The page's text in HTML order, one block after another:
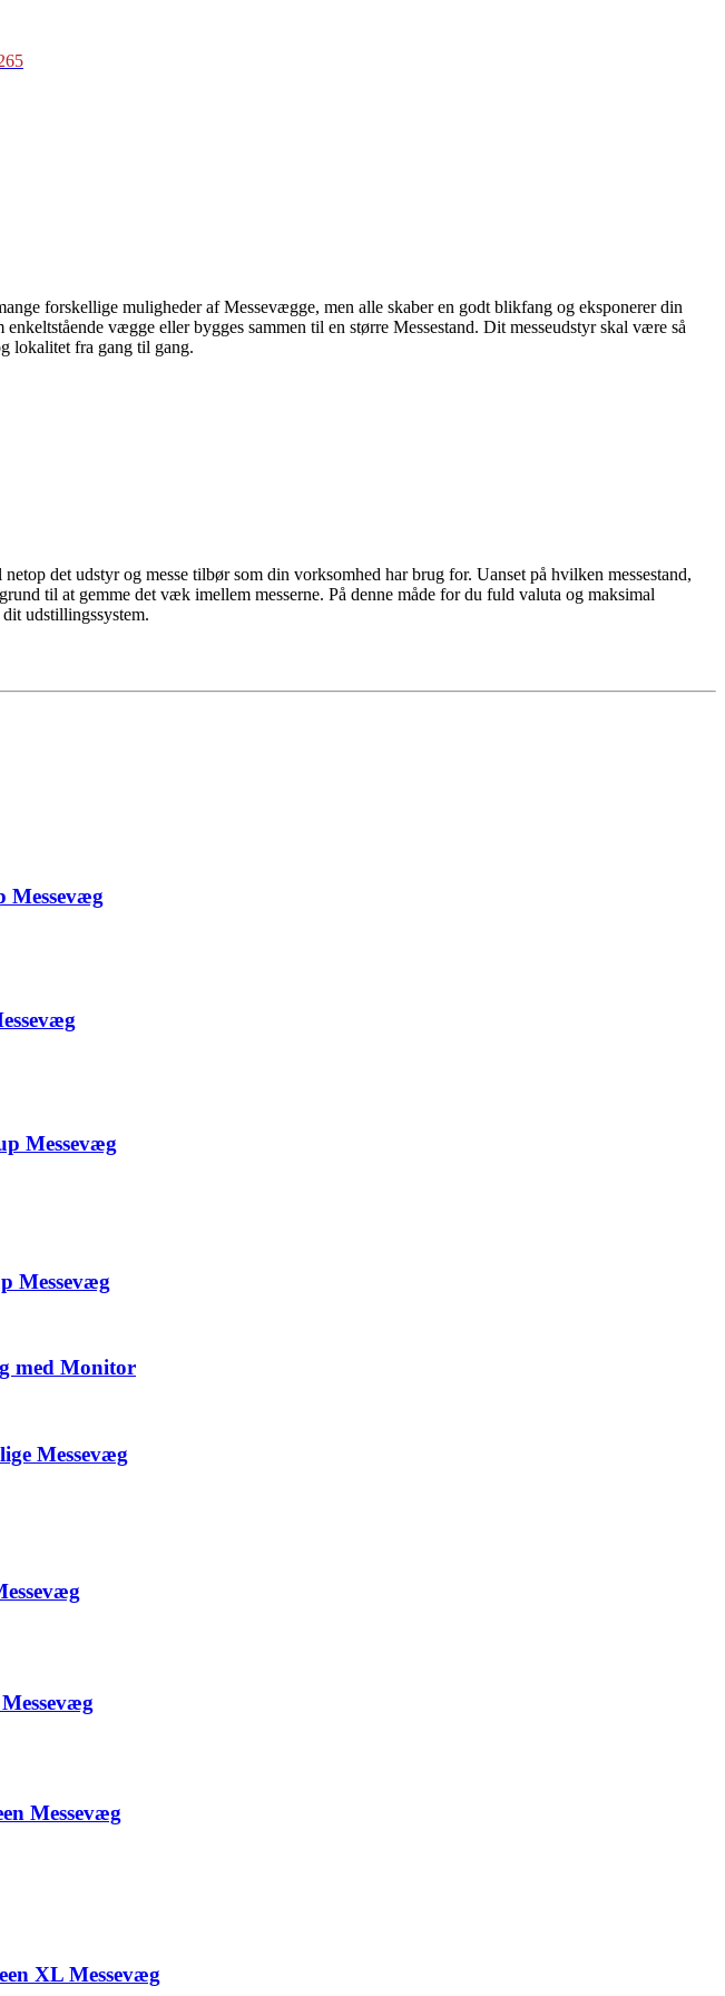
forskellige muligheder af Messevægge, men alle skaber en godt blikfang og eksponerer din
vægge eller bygges sammen til en større Messestand. Dit messeudstyr skal være så
lokalitet fra gang til gang.
det udstyr og messe tilbør som din vorksomhed har brug for. Uanset på hvilken messestand,
til at gemme det væk imellem messerne. På denne måde for du fuld valuta og maksimal
udstillingssystem.
Messevæg
Messevæg
Messevæg
med Monitor
Messevæg
Messevæg
XL Messevæg